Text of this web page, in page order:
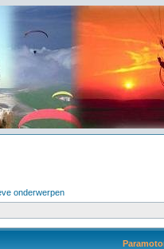
onderwerpen